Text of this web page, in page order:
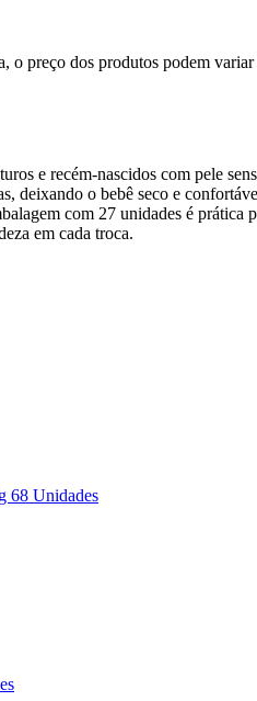
o preço dos produtos podem
e recém-nascidos com pele
deixando o bebê seco e
com 27 unidades é
em cada troca.
68 Unidades